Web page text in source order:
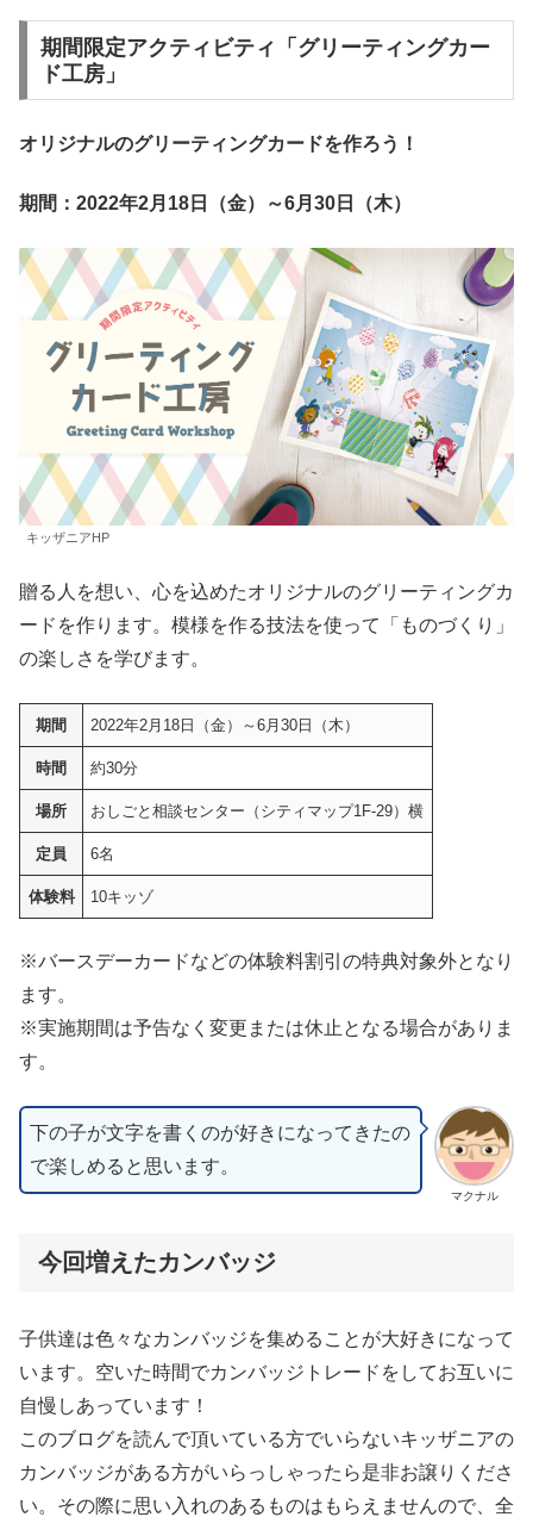
期間限定アクティビティ「グリーティングカー
ド工房」
オリジナルのグリーティングカードを作ろう！
期間：2022年2月18日（金）～6月30日（木）
キッザニアHP
贈る人を想い、心を込めたオリジナルのグリーティングカ
ードを作ります。模様を作る技法を使って「ものづくり」
の楽しさを学びます。
期間 2022年2月18日（金）～6月30日（木）
時間 約30分
場所 おしごと相談センター（シティマップ1F-29）横
定員 6名
体験料 10キッゾ
※バースデーカードなどの体験料割引の特典対象外となり
ます。
※実施期間は予告なく変更または休止となる場合がありま
す。
マクナル
下の子が文字を書くのが好きになってきたの
で楽しめると思います。
今回増えたカンバッジ
子供達は色々なカンバッジを集めることが大好きになって
います。空いた時間でカンバッジトレードをしてお互いに
自慢しあっています！
このブログを読んで頂いている方でいらないキッザニアの
カンバッジがある方がいらっしゃったら是非お譲りくださ
い。その際に思い入れのあるものはもらえませんので、全